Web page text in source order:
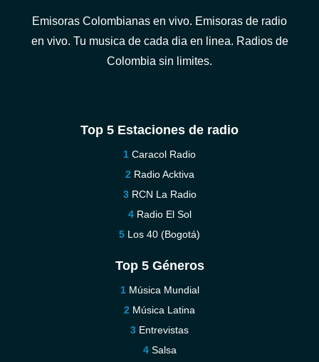
Emisoras Colombianas en vivo. Emisoras de radio
en vivo. Tu musica de cada dia en linea. Radios de
Colombia sin limites.
Top 5 Estaciones de radio
Caracol Radio
Radio Acktiva
RCN La Radio
Radio El Sol
Los 40 (Bogotá)
Top 5 Géneros
Música Mundial
Música Latina
Entrevistas
Salsa